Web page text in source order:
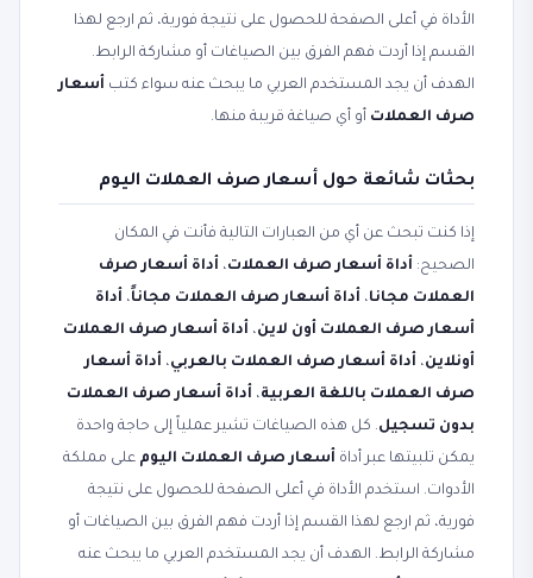
الأداة في أعلى الصفحة للحصول على نتيجة فورية، ثم ارجع لهذا
القسم إذا أردت فهم الفرق بين الصياغات أو مشاركة الرابط.
الهدف أن يجد المستخدم العربي ما يبحث عنه سواء كتب أسعار
صرف العملات أو أي صياغة قريبة منها.
بحثات شائعة حول أسعار صرف العملات اليوم
إذا كنت تبحث عن أي من العبارات التالية فأنت في المكان
الصحيح: أداة أسعار صرف العملات، أداة أسعار صرف
العملات مجانا، أداة أسعار صرف العملات مجاناً، أداة
أسعار صرف العملات أون لاين، أداة أسعار صرف العملات
أونلاين، أداة أسعار صرف العملات بالعربي، أداة أسعار
صرف العملات باللغة العربية، أداة أسعار صرف العملات
بدون تسجيل. كل هذه الصياغات تشير عملياً إلى حاجة واحدة
يمكن تلبيتها عبر أداة أسعار صرف العملات اليوم على مملكة
الأدوات. استخدم الأداة في أعلى الصفحة للحصول على نتيجة
فورية، ثم ارجع لهذا القسم إذا أردت فهم الفرق بين الصياغات أو
مشاركة الرابط. الهدف أن يجد المستخدم العربي ما يبحث عنه